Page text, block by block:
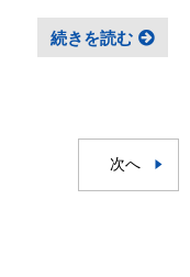
続きを読む
次へ